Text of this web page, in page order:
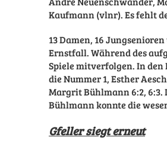
Kaufmann (vlnr). Es fehlt
13 Damen, 16
Ernstfall. Während des
Spiele mitverfolgen. In den
die Nummer 1, Esther
Margrit Bühlmann 6:2,
Bühlmann konnte die
Gfeller siegt erneut